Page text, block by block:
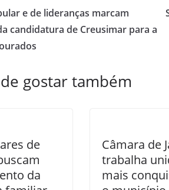
e de lideranças marcam
candidatura de Creusimar para a
gostar também
de
da
Câmara de
trabalha
mais